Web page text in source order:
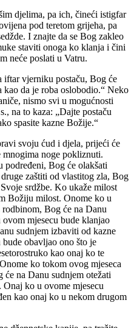
djelima, pa ich, čineći istigfar
pod teretom grijeha, pa
I znajte da se Bog zakleo
staviti onoga ko klanja i čini
neće poslati u Vatru.
iftar vjerniku postaču, Bog će
da je roba oslobodio.“ Neko
nismo svi u mogućnosti
na to kaza: „Dajte postaču
spasite kazne Božije.“
svoju ćud i djela, prijeći će
mnogima noge pokliznuti.
podređeni, Bog će olakšati
zaštiti od vlastitog zla, Bog
srdžbe. Ko ukaže milost
Božiju milost. Onome ko u
Bog će na Danu
mjesecu bude klanjao
sudnjem izbaviti od kazne
obavljao ono što je
kao onaj ko te
ko tokom ovog mjeseca
će na Danu sudnjem otežati
ko u ovome mjesecu
kao onaj ko u nekom drugom